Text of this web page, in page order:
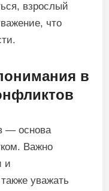
взрослый
что
в
— основа
Важно
и
уважать